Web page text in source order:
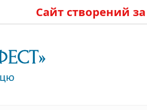
Сайт створений